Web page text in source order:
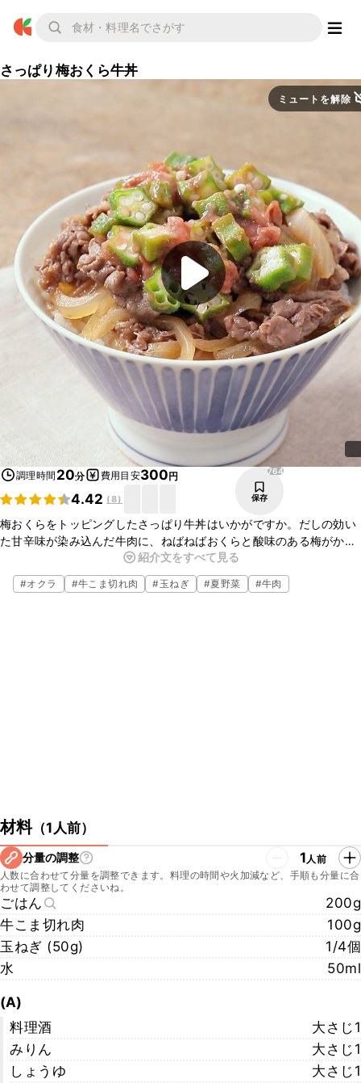
さっぱり梅おくら牛丼
ミュートを解除
調理時間 20分 費用目安300円
4.42 (8)
764
保存
梅おくらをトッピングしたさっぱり牛丼はいかがですか。だしの効い
た甘辛味が染み込んだ牛肉に、ねばねばおくらと酸味のある梅がかか
ると、あっさりとした箸の止まらないおいしさに仕上がります。ぜ
ひ、お試しくださいね。
紹介文をすべて見る
#オクラ #牛こま切れ肉 #玉ねぎ #夏野菜 #牛肉
材料（1人前）
分量の調整 1人前
人数に合わせて分量を調整できます。料理の時間や火加減など、手順も分量に合
わせて調整してくださいね。
ごはん
200g
牛こま切れ肉
100g
玉ねぎ (50g)
1/4個
水
50ml
(A)
料理酒
大さじ1
みりん
大さじ1
しょうゆ
大さじ1